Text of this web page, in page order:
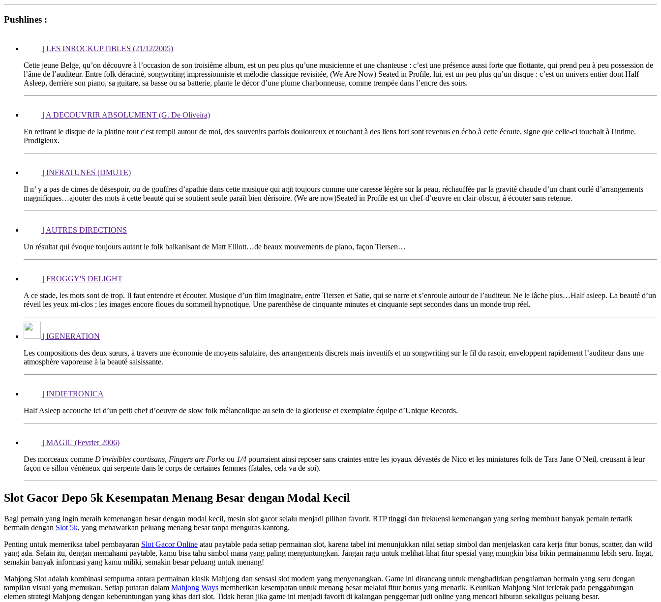
Pushlines :
| LES INROCKUPTIBLES (21/12/2005)
Cette jeune Belge, qu’on découvre à l’occasion de son troisième album, est un peu plus qu’une musicienne et une chanteuse : c’est une présence aussi forte que flottante, qui prend peu à peu possession de
l’âme de l’auditeur. Entre folk déraciné, songwriting impressionniste et mélodie classique revisitée, (We Are Now) Seated in Profile, lui, est un peu plus qu’un disque : c’est un univers entier dont Half
Asleep, derrière son piano, sa guitare, sa basse ou sa batterie, plante le décor d’une plume charbonneuse, comme trempée dans l’encre des soirs.
| A DECOUVRIR ABSOLUMENT (G. De Oliveira)
En retirant le disque de la platine tout c'est rempli autour de moi, des souvenirs parfois douloureux et touchant à des liens fort sont revenus en écho à cette écoute, signe que celle-ci touchait à l'intime.
Prodigieux.
| INFRATUNES (DMUTE)
Il n’ y a pas de cimes de désespoir, ou de gouffres d’apathie dans cette musique qui agit toujours comme une caresse légère sur la peau, réchauffée par la gravité chaude d’un chant ourlé d’arrangements
magnifiques…ajouter des mots à cette beauté qui se soutient seule paraît bien dérisoire. (We are now)Seated in Profile est un chef-d’œuvre en clair-obscur, à écouter sans retenue.
| AUTRES DIRECTIONS
Un résultat qui évoque toujours autant le folk balkanisant de Matt Elliott…de beaux mouvements de piano, façon Tiersen…
| FROGGY'S DELIGHT
A ce stade, les mots sont de trop. Il faut entendre et écouter. Musique d’un film imaginaire, entre Tiersen et Satie, qui se narre et s’enroule autour de l’auditeur. Ne le lâche plus…Half asleep. La beauté d’un
réveil les yeux mi-clos ; les images encore floues du sommeil hypnotique. Une parenthèse de cinquante minutes et cinquante sept secondes dans un monde trop réel.
| IGENERATION
Les compositions des deux sœurs, à travers une économie de moyens salutaire, des arrangements discrets mais inventifs et un songwriting sur le fil du rasoir, enveloppent rapidement l’auditeur dans une
atmosphère vaporeuse à la beauté saisissante.
| INDIETRONICA
Half Asleep accouche ici d’un petit chef d’oeuvre de slow folk mélancolique au sein de la glorieuse et exemplaire équipe d’Unique Records.
| MAGIC (Fevrier 2006)
Des morceaux comme D'invisibles courtisans, Fingers are Forks ou 1/4 pourraient ainsi reposer sans craintes entre les joyaux dévastés de Nico et les miniatures folk de Tara Jane O'Neil, creusant à leur
façon ce sillon vénéneux qui serpente dans le corps de certaines femmes (fatales, cela va de soi).
Slot Gacor Depo 5k Kesempatan Menang Besar dengan Modal Kecil
Bagi pemain yang ingin meraih kemenangan besar dengan modal kecil, mesin slot gacor selalu menjadi pilihan favorit. RTP tinggi dan frekuensi kemenangan yang sering membuat banyak pemain tertarik
bermain dengan Slot 5k, yang menawarkan peluang menang besar tanpa menguras kantong.
Penting untuk memeriksa tabel pembayaran Slot Gacor Online atau paytable pada setiap permainan slot, karena tabel ini menunjukkan nilai setiap simbol dan menjelaskan cara kerja fitur bonus, scatter, dan wild
yang ada. Selain itu, dengan memahami paytable, kamu bisa tahu simbol mana yang paling menguntungkan. Jangan ragu untuk melihat-lihat fitur spesial yang mungkin bisa bikin permainanmu lebih seru. Ingat,
semakin banyak informasi yang kamu miliki, semakin besar peluang untuk menang!
Mahjong Slot adalah kombinasi sempurna antara permainan klasik Mahjong dan sensasi slot modern yang menyenangkan. Game ini dirancang untuk menghadirkan pengalaman bermain yang seru dengan
tampilan visual yang memukau. Setiap putaran dalam Mahjong Ways memberikan kesempatan untuk menang besar melalui fitur bonus yang menarik. Keunikan Mahjong Slot terletak pada penggabungan
elemen strategi Mahjong dengan keberuntungan yang khas dari slot. Tidak heran jika game ini menjadi favorit di kalangan penggemar judi online yang mencari hiburan sekaligus peluang besar.